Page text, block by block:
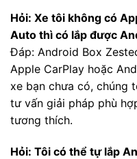
Hỏi: Xe tôi không có
Auto thì có lắp được
Đáp: Android Box
Apple CarPlay hoặc
xe bạn chưa có, chúng
tư vấn giải pháp phù
tương thích.
Hỏi: Tôi có thể tự lắp